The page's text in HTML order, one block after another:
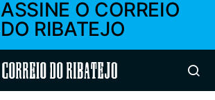
ASSINE O CORREIO
DO RIBATEJO
Correio do Ribatejo